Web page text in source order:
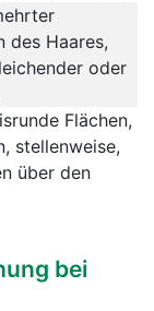
des Haares,
oder
Flächen,
stellenweise,
über den
bei